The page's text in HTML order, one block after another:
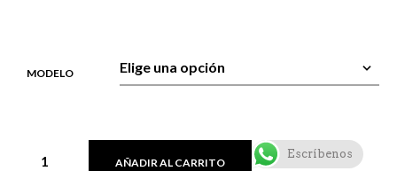
MODELO
AÑADIR AL CARRITO
Escríbenos